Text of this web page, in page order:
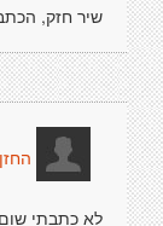
שיר חזק,
לא כתבתי